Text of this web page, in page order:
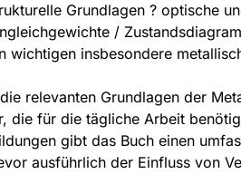
Grundlagen ? optische
/
wichtigen insbesondere
relevanten Grundlagen der
die für die tägliche Arbeit
gibt das Buch einen
ausführlich der Einfluss von